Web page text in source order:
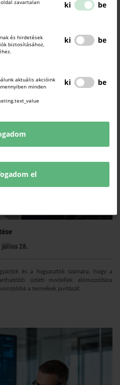
zavartalan
ki be
és hirdetések
biztosításához,
ki be
aktuális akcióink
minden
ki be
el
beautyistanbulexpo
július 28.
és a fogyasztók számára, hogy a
üzleti modellek előmozdítása
a termékek javítását.